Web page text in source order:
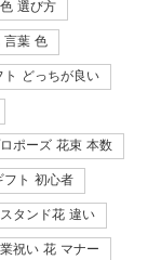
選び方
言葉 色
ト どっちが良い
ポーズ 花束 本数
フト 初心者
スタンド花 違い
祝い 花 マナー